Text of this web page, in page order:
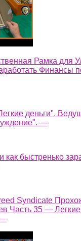
Рамка для
Финансы
деньги".
—
как быстренько
Syndicate
Часть 35 —
—